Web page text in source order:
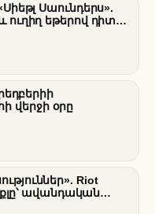
Սաունդերս».
ուղիղ եթերով դիտել
վերջի օրը
Riot
ավանդական